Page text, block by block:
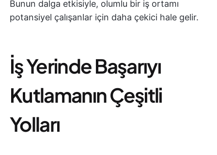
Bunun dalga etkisiyle, olumlu bir iş ortamı
potansiyel çalışanlar için daha çekici hale gelir.
İş Yerinde Başarıyı
Kutlamanın Çeşitli
Yolları